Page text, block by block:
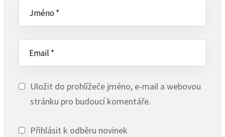
Uložit do prohlížeče jméno, e-mail a webovou
stránku pro budoucí komentáře.
Přihlásit k odběru novinek